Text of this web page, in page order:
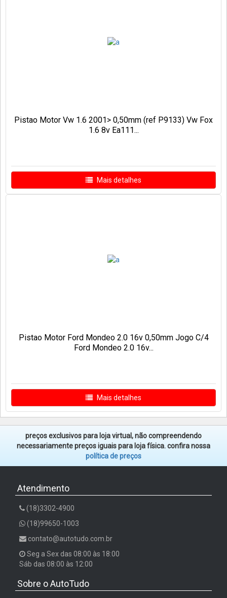
Pistao Motor Vw 1.6 2001> 0,50mm (ref P9133) Vw Fox
1.6 8v Ea111...
Mais detalhes
Pistao Motor Ford Mondeo 2.0 16v 0,50mm Jogo C/4
Ford Mondeo 2.0 16v...
Mais detalhes
preços exclusivos para loja virtual, não compreendendo
necessariamente preços iguais para loja física. confira nossa
política de preços
Atendimento
(18)3302-4900
(18)99650-1003
contato@autotudo.com.br
Seg a Sex das 08:00 às 18:00
Sáb das 08:00 às 12:00
Sobre o AutoTudo